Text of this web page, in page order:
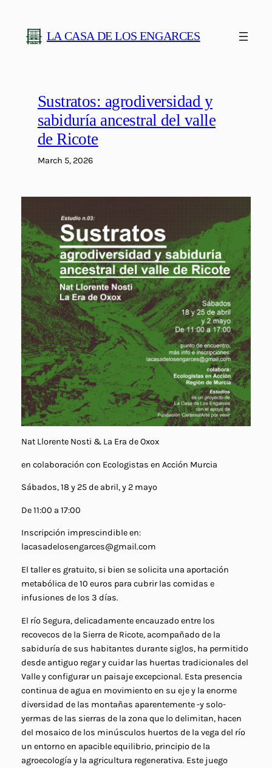
content
LA CASA DE LOS ENGARCES
Sustratos: agrodiversidad y
sabiduría ancestral del valle
de Ricote
March 5, 2026
Nat Llorente Nosti & La Era de Oxox
en colaboración con Ecologistas en Acción Murcia
Sábados, 18 y 25 de abril, y 2 mayo
De 11:00 a 17:00
Inscripción imprescindible en:
lacasadelosengarces@gmail.com
El taller es gratuito, si bien se solicita una aportación
metabólica de 10 euros para cubrir las comidas e
infusiones de los 3 días.
El río Segura, delicadamente encauzado entre los
recovecos de la Sierra de Ricote, acompañado de la
sabiduría de sus habitantes durante siglos, ha permitido
desde antiguo regar y cuidar las huertas tradicionales del
Valle y configurar un paisaje excepcional. Esta presencia
continua de agua en movimiento en su eje y la enorme
diversidad de las montañas aparentemente -y solo-
yermas de las sierras de la zona que lo delimitan, hacen
del mosaico de los minúsculos huertos de la vega del río
un entorno en apacible equilibrio, principio de la
agroecología y la agricultura regenerativa. Este juego